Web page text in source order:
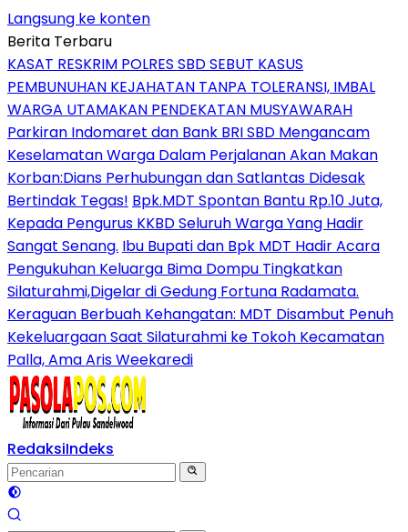
Langsung ke konten
Berita Terbaru
KASAT RESKRIM POLRES SBD SEBUT KASUS
PEMBUNUHAN KEJAHATAN TANPA TOLERANSI, IMBAL
WARGA UTAMAKAN PENDEKATAN MUSYAWARAH
Parkiran Indomaret dan Bank BRI SBD Mengancam
Keselamatan Warga Dalam Perjalanan Akan Makan
Korban:Dians Perhubungan dan Satlantas Didesak
Bertindak Tegas! Bpk.MDT Spontan Bantu Rp.10 Juta,
Kepada Pengurus KKBD Seluruh Warga Yang Hadir
Sangat Senang. Ibu Bupati dan Bpk MDT Hadir Acara
Pengukuhan Keluarga Bima Dompu Tingkatkan
Silaturahmi,Digelar di Gedung Fortuna Radamata.
Keraguan Berbuah Kehangatan: MDT Disambut Penuh
Kekeluargaan Saat Silaturahmi ke Tokoh Kecamatan
Palla, Ama Aris Weekaredi
RedaksiIndeks